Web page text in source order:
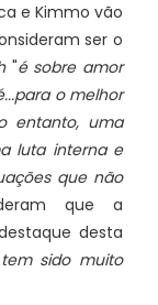
e Kimmo vão
ser o
"é sobre amor
o melhor
entanto, uma
luta interna e
que não
que a
desta
sido muito